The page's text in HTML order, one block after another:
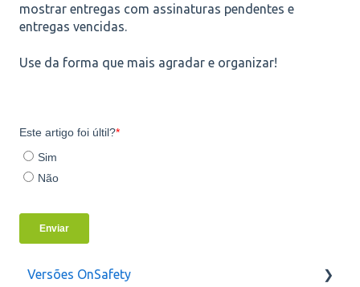
mostrar entregas com assinaturas pendentes e
entregas vencidas.
Use da forma que mais agradar e organizar!
Versões OnSafety